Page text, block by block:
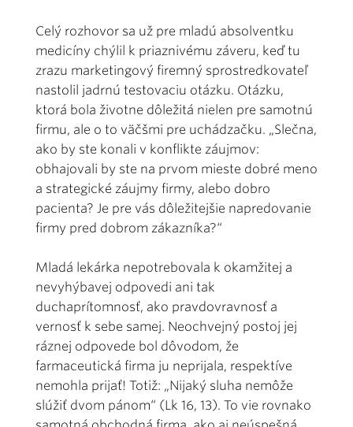
Celý rozhovor sa už pre mladú absolventku
medicíny chýlil k priaznivému záveru, keď tu
zrazu marketingový firemný sprostredkovateľ
nastolil jadrnú testovaciu otázku. Otázku,
ktorá bola životne dôležitá nielen pre samotnú
firmu, ale o to väčšmi pre uchádzačku. „Slečna,
ako by ste konali v konflikte záujmov:
obhajovali by ste na prvom mieste dobré meno
a strategické záujmy firmy, alebo dobro
pacienta? Je pre vás dôležitejšie napredovanie
firmy pred dobrom zákazníka?“
Mladá lekárka nepotrebovala k okamžitej a
nevyhýbavej odpovedi ani tak
duchaprítomnosť, ako pravdovravnosť a
vernosť k sebe samej. Neochvejný postoj jej
ráznej odpovede bol dôvodom, že
farmaceutická firma ju neprijala, respektíve
nemohla prijať! Totiž: „Nijaký sluha nemôže
slúžiť dvom pánom“ (Lk 16, 13). To vie rovnako